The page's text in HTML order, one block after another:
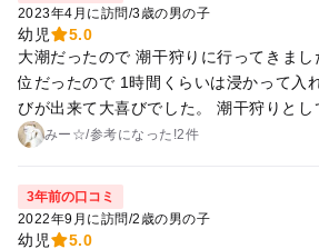
2023年4月に訪問/3歳の男の子
幼児
5.0
大潮だったので 潮干狩りに行ってきました！ 水も少し
位だったので 1時間くらいは浸かって入れました
びが出来て大喜びでした。 潮干狩りとしてはあまり意味なかっ
たかなと。 小さい赤ちゃんのとたまーに
行くには子供は楽しいかなと思います！ 海のところには トイ
レもあるしオムツ代も貸して貰えます。
あるので 凄く楽です！ 食べるものに関してはBBQなら 持って
みー☆/参考になった!2件
3年前の口コミ
2022年9月に訪問/2歳の男の子
幼児
5.0